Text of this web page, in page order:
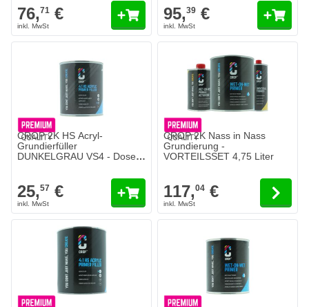
76,71 € 95,39 €
CROP 2K HS Acryl-
Grundierfüller
DUNKELGRAU VS4 - Dose 1
25,57 €
CROP 2K Nass in Nass
Grundierung -
VORTEILSSET 4,75 Liter
Der Preis hängt von den auf der
117,04 €